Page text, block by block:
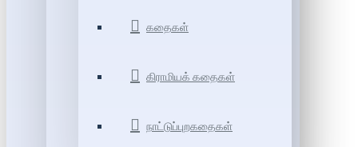
கதைகள்
கிராமியக் கதைகள்
நாட்டுப்புறகதைகள்